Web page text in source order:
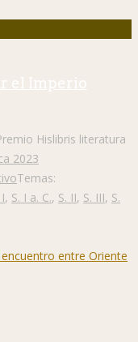
el Imperio
Hislibris literatura
2023
Temas:
, S. I a. C., S. II, S. III, S.